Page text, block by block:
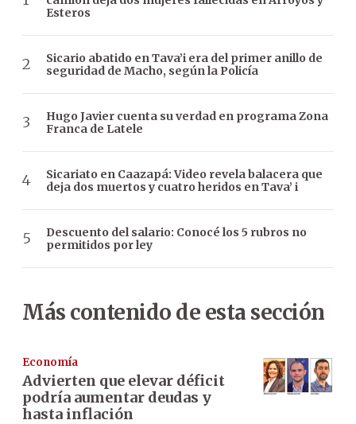
Esteros
Sicario abatido en Tava’i era del primer anillo de
seguridad de Macho, según la Policía
Hugo Javier cuenta su verdad en programa Zona
Franca de Latele
Sicariato en Caazapá: Video revela balacera que
deja dos muertos y cuatro heridos en Tava’ i
Descuento del salario: Conocé los 5 rubros no
permitidos por ley
Más contenido de esta sección
Economía
Advierten que elevar déficit
podría aumentar deudas y
hasta inflación